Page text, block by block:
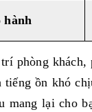
hành
phòng
tiếng ồn khó
mang lại cho